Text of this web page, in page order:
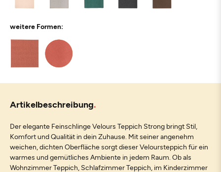
weitere Formen:
Artikelbeschreibung
Der elegante Feinschlinge Velours Teppich Strong bringt Stil,
Komfort und Qualität in dein Zuhause. Mit seiner angenehm
weichen, dichten Oberfläche sorgt dieser Veloursteppich für ein
warmes und gemütliches Ambiente in jedem Raum. Ob als
Wohnzimmer Teppich, Schlafzimmer Teppich, im Kinderzimmer